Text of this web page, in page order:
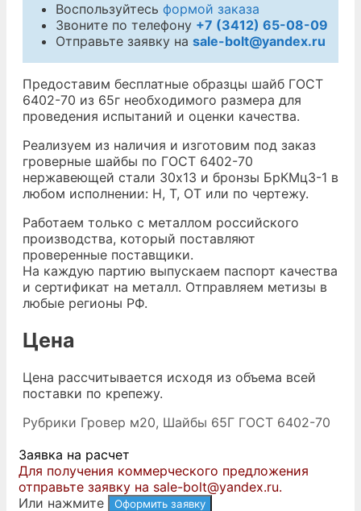
Воспользуйтесь формой заказа
Звоните по телефону +7 (3412) 65-08-09
Отправьте заявку на sale-bolt@yandex.ru
Предоставим бесплатные образцы шайб ГОСТ
6402-70 из 65г необходимого размера для
проведения испытаний и оценки качества.
Реализуем из наличия и изготовим под заказ
гроверные шайбы по ГОСТ 6402-70
нержавеющей стали 30х13 и бронзы БрКМц3-1 в
любом исполнении: Н, Т, ОТ или по чертежу.
Работаем только с металлом российского
производства, который поставляют
проверенные поставщики.
На каждую партию выпускаем паспорт качества
и сертификат на металл. Отправляем метизы в
любые регионы РФ.
Цена
Цена рассчитывается исходя из объема всей
поставки по крепежу.
Рубрики Гровер м20, Шайбы 65Г ГОСТ 6402-70
Заявка на расчет
Для получения коммерческого предложения
отправьте заявку на sale-bolt@yandex.ru.
Или нажмите
Оформить заявку